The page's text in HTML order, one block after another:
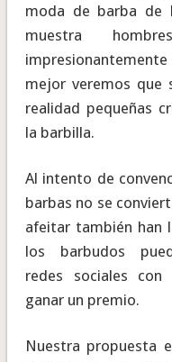
moda de barba de
muestra
mejor veremos que
realidad pequeñas
la barbilla.
Al intento de
barbas no se
afeitar también han
los barbudos
redes sociales con
ganar un premio.
Nuestra propuesta